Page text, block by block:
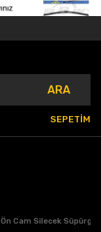
ARA
SEPETİM
Ön Cam Silecek